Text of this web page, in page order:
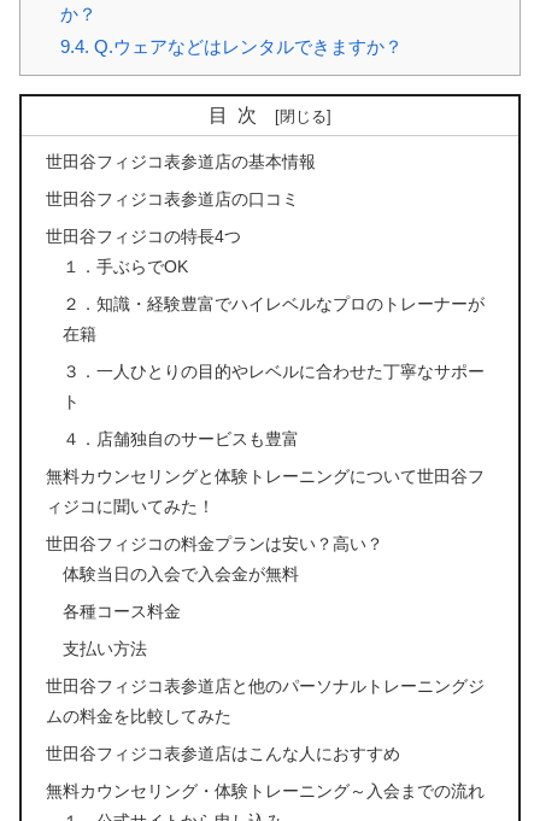
か？
9.4. Q.ウェアなどはレンタルできますか？
目次
世田谷フィジコ表参道店の基本情報
世田谷フィジコ表参道店の口コミ
世田谷フィジコの特長4つ
１．手ぶらでOK
２．知識・経験豊富でハイレベルなプロのトレーナーが
在籍
３．一人ひとりの目的やレベルに合わせた丁寧なサポー
ト
４．店舗独自のサービスも豊富
無料カウンセリングと体験トレーニングについて世田谷フ
ィジコに聞いてみた！
世田谷フィジコの料金プランは安い？高い？
体験当日の入会で入会金が無料
各種コース料金
支払い方法
世田谷フィジコ表参道店と他のパーソナルトレーニングジ
ムの料金を比較してみた
世田谷フィジコ表参道店はこんな人におすすめ
無料カウンセリング・体験トレーニング～入会までの流れ